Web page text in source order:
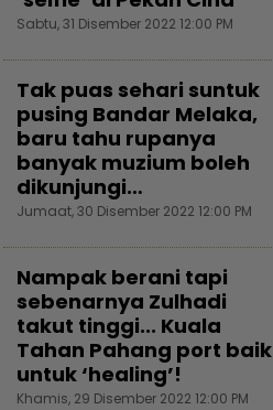
Sabtu, 31 Disember 2022 12:00 PM
Tak puas sehari suntuk
pusing Bandar Melaka,
baru tahu rupanya
banyak muzium boleh
dikunjungi…
Jumaat, 30 Disember 2022 12:00 PM
Nampak berani tapi
sebenarnya Zulhadi
takut tinggi... Kuala
Tahan Pahang port baik
untuk ‘healing’!
Khamis, 29 Disember 2022 12:00 PM